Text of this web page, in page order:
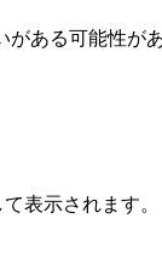
ある可能性が
表示されます。